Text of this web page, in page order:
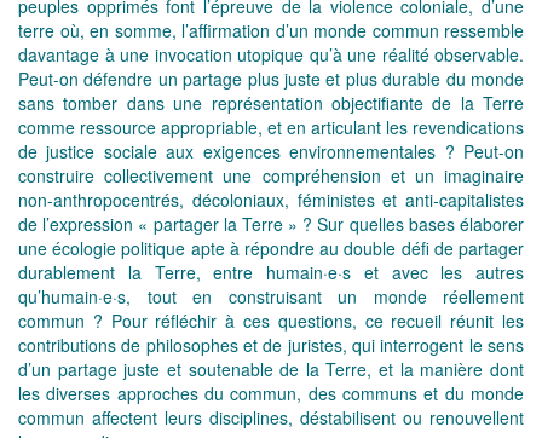
peuples opprimés font l’épreuve de la violence coloniale, d’une
terre où, en somme, l’affirmation d’un monde commun ressemble
davantage à une invocation utopique qu’à une réalité observable.
Peut-on défendre un partage plus juste et plus durable du monde
sans tomber dans une représentation objectifiante de la Terre
comme ressource appropriable, et en articulant les revendications
de justice sociale aux exigences environnementales ? Peut-on
construire collectivement une compréhension et un imaginaire
non-anthropocentrés, décoloniaux, féministes et anti-capitalistes
de l’expression « partager la Terre » ? Sur quelles bases élaborer
une écologie politique apte à répondre au double défi de partager
durablement la Terre, entre humain·e·s et avec les autres
qu’humain·e·s, tout en construisant un monde réellement
commun ? Pour réfléchir à ces questions, ce recueil réunit les
contributions de philosophes et de juristes, qui interrogent le sens
d’un partage juste et soutenable de la Terre, et la manière dont
les diverses approches du commun, des communs et du monde
commun affectent leurs disciplines, déstabilisent ou renouvellent